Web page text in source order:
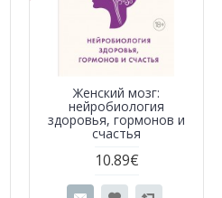
Женский мозг:
нейробиология
здоровья, гормонов и
счастья
10.89€